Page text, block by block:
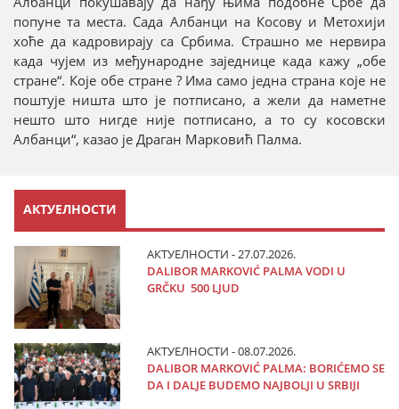
попуне та места. Сада Албанци на Косову и Метохији
хоће да кадровирају са Србима. Страшно ме нервира
када чујем из међународне заједнице када кажу „обе
стране“. Које обе стране ? Има само једна страна које не
поштује ништа што је потписано, а жели да наметне
нешто што нигде није потписано, а то су косовски
Албанци“, казао је Драган Марковић Палма.
АКТУЕЛНОСТИ
АКТУЕЛНОСТИ - 27.07.2026.
DALIBOR MARKOVIĆ PALMA VODI U
GRČKU 500 LJUD
АКТУЕЛНОСТИ - 08.07.2026.
DALIBOR MARKOVIĆ PALMA: BORIĆEMO SE
DA I DALJE BUDEMO NAJBOLJI U SRBIJI